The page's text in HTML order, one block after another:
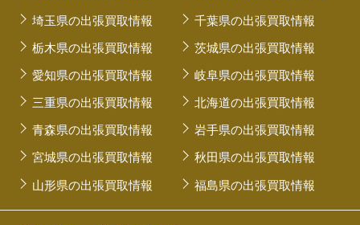
埼玉県の出張買取情報 千葉県の出張買取情報
栃木県の出張買取情報 茨城県の出張買取情報
愛知県の出張買取情報 岐阜県の出張買取情報
三重県の出張買取情報 北海道の出張買取情報
青森県の出張買取情報 岩手県の出張買取情報
宮城県の出張買取情報 秋田県の出張買取情報
山形県の出張買取情報 福島県の出張買取情報